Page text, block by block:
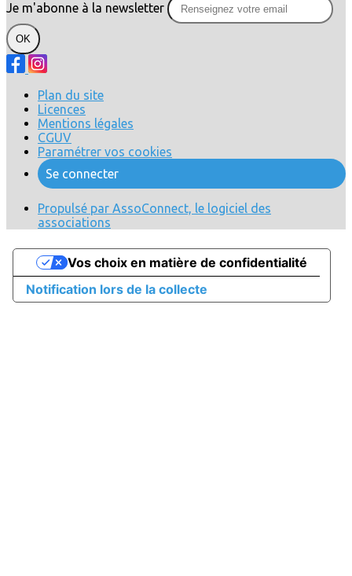
Je m'abonne à la newsletter
OK
Plan du site
Licences
Mentions légales
CGUV
Paramétrer vos cookies
Se connecter
Propulsé par AssoConnect, le logiciel des
associations
Notification lors de la collecte
Vos choix en matière de confidentialité